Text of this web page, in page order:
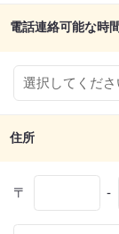
電話連絡可能な時
住所
〒 -